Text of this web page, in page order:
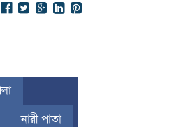
নারী পাতা